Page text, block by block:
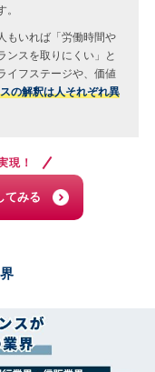
もいれば「労働時間や
ンスを取りにくい」と
イフステージや、価値
の解釈は人それぞれ異
現！
てみる